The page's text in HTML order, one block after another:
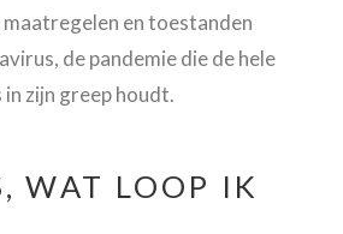
maatregelen en toestanden
de pandemie die de hele
zijn greep houdt.
WAT LOOP IK